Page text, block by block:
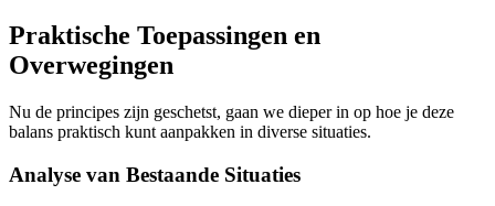
Praktische Toepassingen en
Overwegingen
Nu de principes zijn geschetst, gaan we dieper in op hoe je deze
balans praktisch kunt aanpakken in diverse situaties.
Analyse van Bestaande Situaties